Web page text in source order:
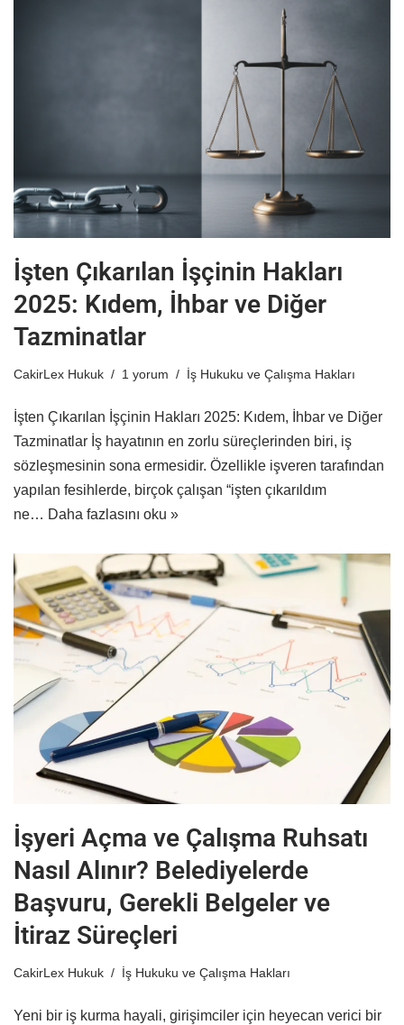
İşten Çıkarılan İşçinin Hakları
2025: Kıdem, İhbar ve Diğer
Tazminatlar
CakirLex Hukuk 1 yorum İş Hukuku ve Çalışma Hakları
İşten Çıkarılan İşçinin Hakları 2025: Kıdem, İhbar ve Diğer
Tazminatlar İş hayatının en zorlu süreçlerinden biri, iş
sözleşmesinin sona ermesidir. Özellikle işveren tarafından
yapılan fesihlerde, birçok çalışan “işten çıkarıldım
ne… Daha fazlasını oku »
İşyeri Açma ve Çalışma Ruhsatı
Nasıl Alınır? Belediyelerde
Başvuru, Gerekli Belgeler ve
İtiraz Süreçleri
CakirLex Hukuk İş Hukuku ve Çalışma Hakları
Yeni bir iş kurma hayali, girişimciler için heyecan verici bir